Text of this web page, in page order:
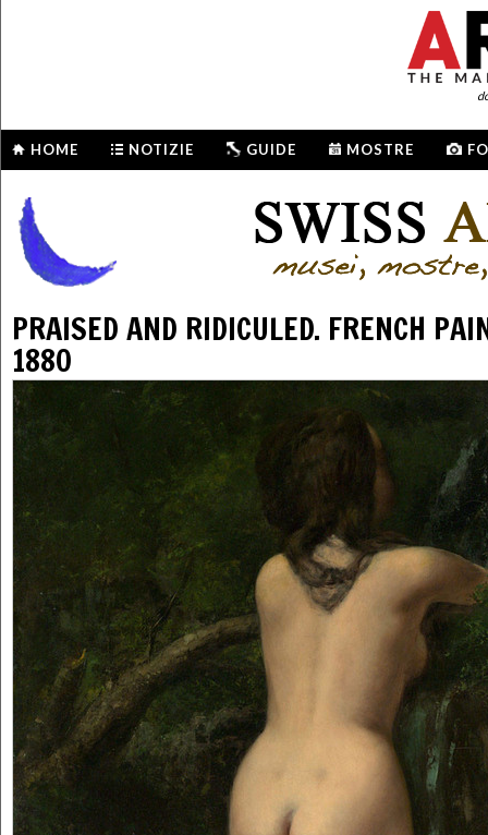
HOME NOTIZIE GUIDE MOSTRE
PRAISED AND RIDICULED. FRENCH
1880